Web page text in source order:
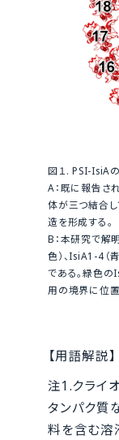
図１. PSI-IsiA
A：既に報告さ
体が三つ結合
造を形成する。
B：本研究で解
色）、IsiA1-4
である。緑色
用の境界に位置
【用語解説】
注1.クライ
タンパク質
料を含む溶